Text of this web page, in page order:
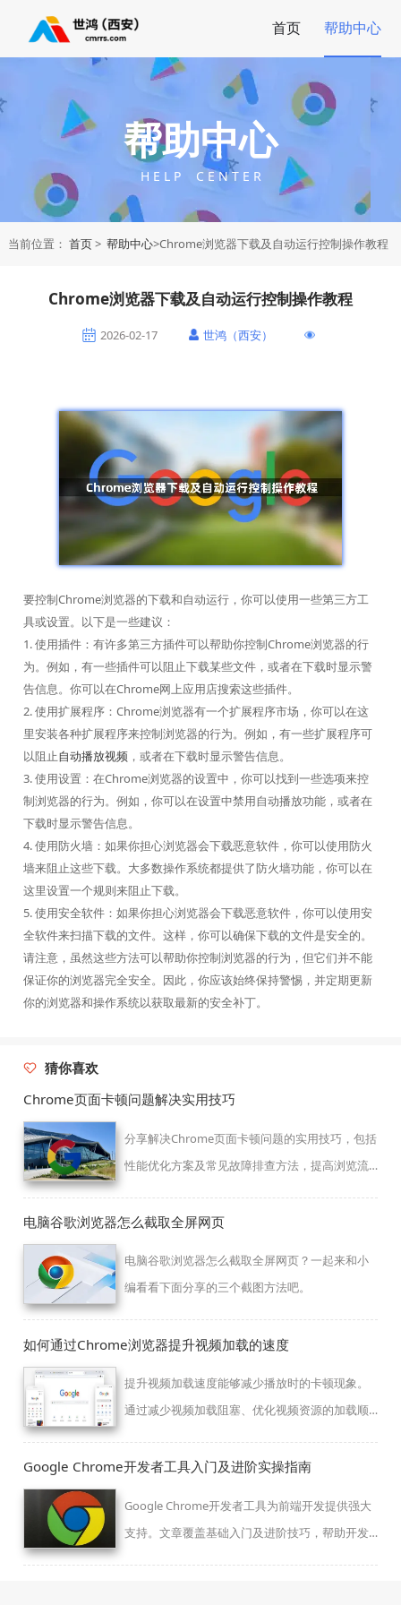
首页 帮助中心
帮助中心
H E L P C E N T E R
当前位置： 首页> 帮助中心>Chrome浏览器下载及自动运行控制操作教程
Chrome浏览器下载及自动运行控制操作教程
2026-02-17 世鸿（西安）
要控制Chrome浏览器的下载和自动运行，你可以使用一些第三方工
具或设置。以下是一些建议：
1. 使用插件：有许多第三方插件可以帮助你控制Chrome浏览器的行
为。例如，有一些插件可以阻止下载某些文件，或者在下载时显示警
告信息。你可以在Chrome网上应用店搜索这些插件。
2. 使用扩展程序：Chrome浏览器有一个扩展程序市场，你可以在这
里安装各种扩展程序来控制浏览器的行为。例如，有一些扩展程序可
以阻止自动播放视频，或者在下载时显示警告信息。
3. 使用设置：在Chrome浏览器的设置中，你可以找到一些选项来控
制浏览器的行为。例如，你可以在设置中禁用自动播放功能，或者在
下载时显示警告信息。
4. 使用防火墙：如果你担心浏览器会下载恶意软件，你可以使用防火
墙来阻止这些下载。大多数操作系统都提供了防火墙功能，你可以在
这里设置一个规则来阻止下载。
5. 使用安全软件：如果你担心浏览器会下载恶意软件，你可以使用安
全软件来扫描下载的文件。这样，你可以确保下载的文件是安全的。
请注意，虽然这些方法可以帮助你控制浏览器的行为，但它们并不能
保证你的浏览器完全安全。因此，你应该始终保持警惕，并定期更新
你的浏览器和操作系统以获取最新的安全补丁。
猜你喜欢
Chrome页面卡顿问题解决实用技巧
分享解决Chrome页面卡顿问题的实用技巧，包括
性能优化方案及常见故障排查方法，提高浏览流
电脑谷歌浏览器怎么截取全屏网页
电脑谷歌浏览器怎么截取全屏网页？一起来和小
编看看下面分享的三个截图方法吧。
如何通过Chrome浏览器提升视频加载的速度
提升视频加载速度能够减少播放时的卡顿现象。
通过减少视频加载阻塞、优化视频资源的加载顺
放质量。
Google Chrome开发者工具入门及进阶实操指南
Google Chrome开发者工具为前端开发提供强大
支持。文章覆盖基础入门及进阶技巧，帮助开发